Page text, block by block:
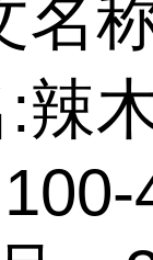
名
辣